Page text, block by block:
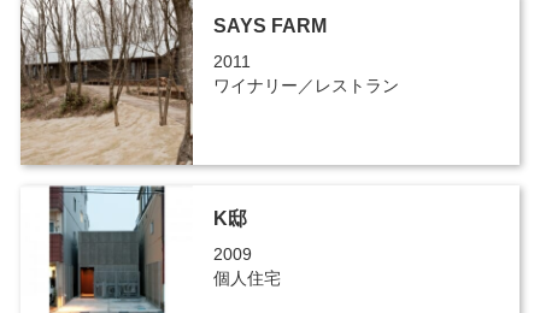
SAYS FARM
2011
ワイナリー／レストラン
K邸
2009
個人住宅